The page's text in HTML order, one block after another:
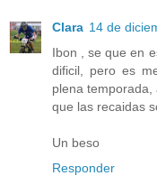
Clara 14 de
Ibon , se que en
dificil, pero es
plena
que las recaidas
Un beso
Responder